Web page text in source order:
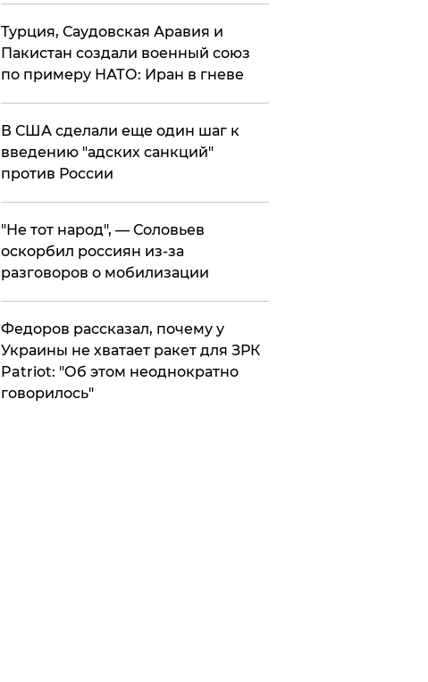
Турция, Саудовская Аравия и
Пакистан создали военный союз
по примеру НАТО: Иран в гневе
В США сделали еще один шаг к
введению "адских санкций"
против России
​"Не тот народ", — Соловьев
оскорбил россиян из-за
разговоров о мобилизации
Федоров рассказал, почему у
Украины не хватает ракет для ЗРК
Patriot: "Об этом неоднократно
говорилось"